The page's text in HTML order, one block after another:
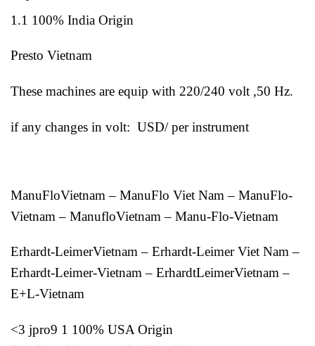
1.1 100% India Origin
Presto Vietnam
These machines are equip with 220/240 volt ,50 Hz.
if any changes in volt: USD/ per instrument
ManuFloVietnam – ManuFlo Viet Nam – ManuFlo-
Vietnam – ManufloVietnam – Manu-Flo-Vietnam
Erhardt-LeimerVietnam – Erhardt-Leimer Viet Nam –
Erhardt-Leimer-Vietnam – ErhardtLeimerVietnam –
E+L-Vietnam
<3 jpro9 1 100% USA Origin